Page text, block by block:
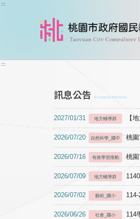
跳到主要內容
:::
:::
訊息公告 Announcements
2027/01/31 地方輔導群 【
2026/07/20 自然科學_國中 桃
2026/07/16 有效學習推動 桃
2026/07/09 地方輔導群
2026/07/02 藝術_國小
2026/06/26 社會_國小 114